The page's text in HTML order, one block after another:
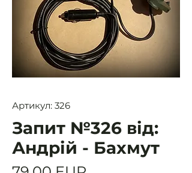
Артикул: 326
Запит №326 від:
Андрій - Бахмут